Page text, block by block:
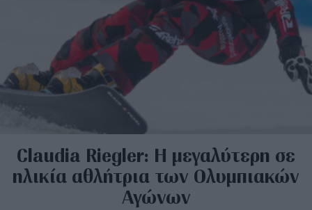
Claudia Riegler: Η μεγαλύτερη σε
ηλικία αθλήτρια των Ολυμπιακών
Αγώνων